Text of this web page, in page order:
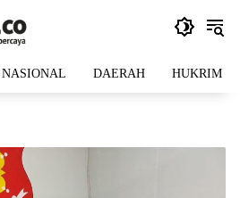
NASIONAL DAERAH HUKRIM